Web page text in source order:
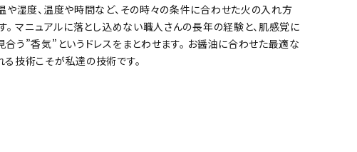
や湿度、温度や時間など、その時々の条件に合わせた火の入れ方
マニュアルに落とし込めない職人さんの長年の経験と、肌感覚に
合う”香気”というドレスをまとわせます。 お醤油に合わせた最適な
る技術こそが私達の技術です。